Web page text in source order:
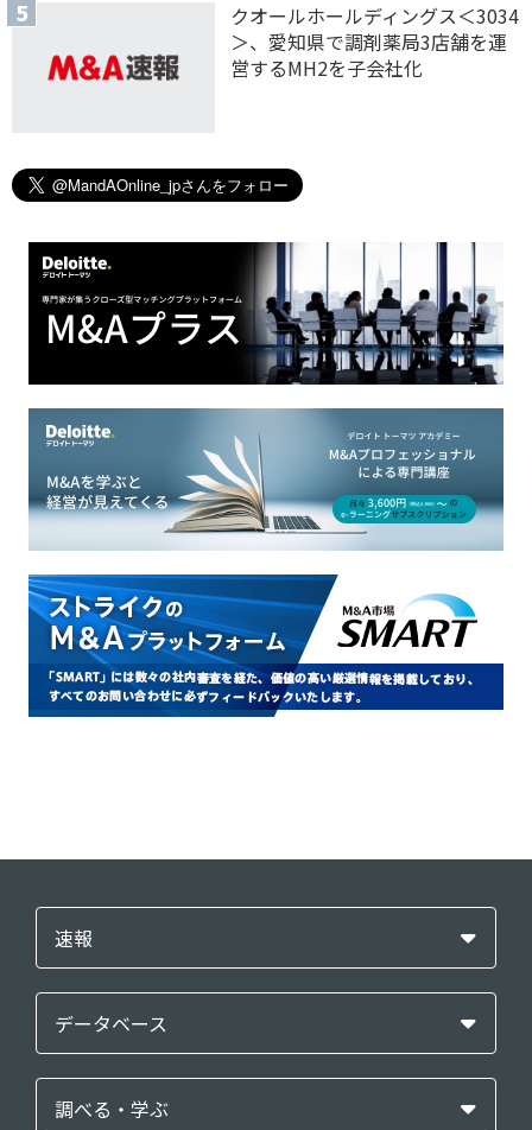
クオールホールディングス＜3034
＞、愛知県で調剤薬局3店舗を運
営するMH2を子会社化
速報
データベース
調べる・学ぶ